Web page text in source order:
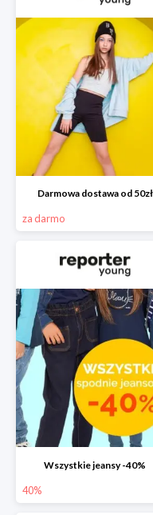
Darmowa dostawa od 50zł
za darmo
Wszystkie jeansy -40%
40%